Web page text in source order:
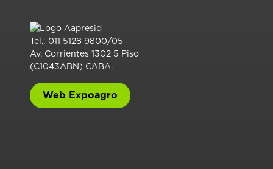
Tel.: 011 5128 9800/05
Av. Corrientes 1302 5 Piso
(C1043ABN) CABA.
Web Expoagro